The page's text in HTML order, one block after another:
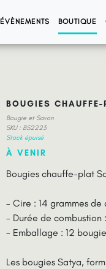
ÉVÈNEMENTS BOUTIQUE
BOUGIES
Bougie et Savon
SKU : BS2223
Stock épuisé
À VENIR
Bougies chauffe-plat
- Cire : 14 grammes de
- Durée de combustion
- Emballage : 12
Les bougies Satya,